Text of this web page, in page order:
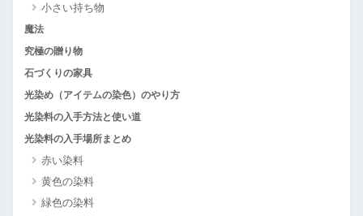
小さい持ち物
魔法
究極の贈り物
石づくりの家具
光染め（アイテムの染色）のやり方
光染料の入手方法と使い道
光染料の入手場所まとめ
赤い染料
黄色の染料
緑色の染料